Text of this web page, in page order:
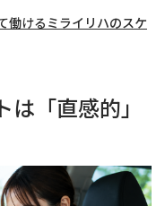
働けるミライリハのスケ
「直感的」